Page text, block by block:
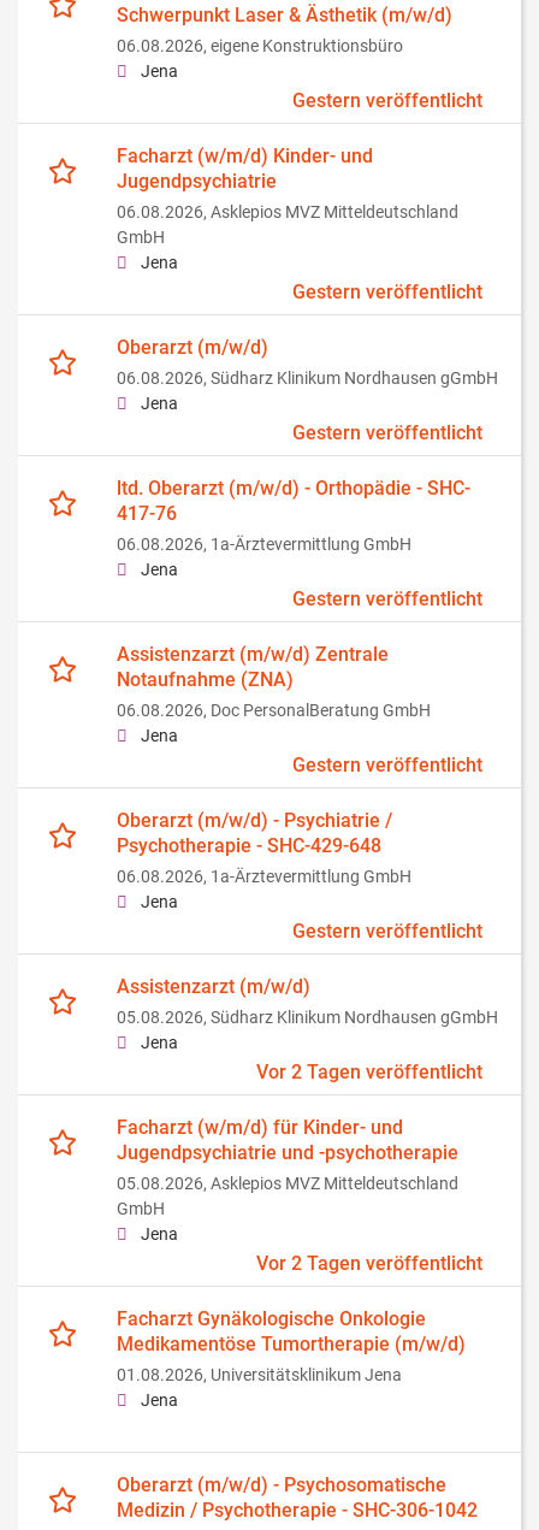
Schwerpunkt Laser & Ästhetik (m/w/d)
06.08.2026, eigene Konstruktionsbüro
Jena
Gestern veröffentlicht
Facharzt (w/m/d) Kinder- und
Jugendpsychiatrie
06.08.2026, Asklepios MVZ Mitteldeutschland
GmbH
Jena
Gestern veröffentlicht
Oberarzt (m/w/d)
06.08.2026, Südharz Klinikum Nordhausen gGmbH
Jena
Gestern veröffentlicht
ltd. Oberarzt (m/w/d) - Orthopädie - SHC-
417-76
06.08.2026, 1a-Ärztevermittlung GmbH
Jena
Gestern veröffentlicht
Assistenzarzt (m/w/d) Zentrale
Notaufnahme (ZNA)
06.08.2026, Doc PersonalBeratung GmbH
Jena
Gestern veröffentlicht
Oberarzt (m/w/d) - Psychiatrie /
Psychotherapie - SHC-429-648
06.08.2026, 1a-Ärztevermittlung GmbH
Jena
Gestern veröffentlicht
Assistenzarzt (m/w/d)
05.08.2026, Südharz Klinikum Nordhausen gGmbH
Jena
Vor 2 Tagen veröffentlicht
Facharzt (w/m/d) für Kinder- und
Jugendpsychiatrie und -psychotherapie
05.08.2026, Asklepios MVZ Mitteldeutschland
GmbH
Jena
Vor 2 Tagen veröffentlicht
Facharzt Gynäkologische Onkologie
Medikamentöse Tumortherapie (m/w/d)
01.08.2026, Universitätsklinikum Jena
Jena
Oberarzt (m/w/d) - Psychosomatische
Medizin / Psychotherapie - SHC-306-1042